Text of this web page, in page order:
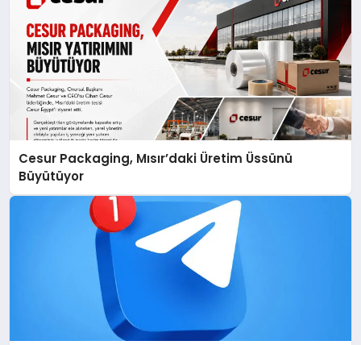
Cesur Packaging, Mısır’daki Üretim Üssünü
Büyütüyor